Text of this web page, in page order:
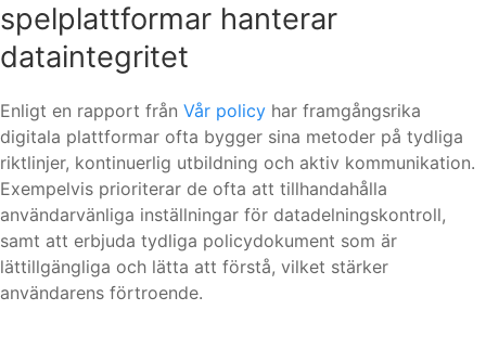
spelplattformar hanterar
dataintegritet
Enligt en rapport från Vår policy har framgångsrika
digitala plattformar ofta bygger sina metoder på tydliga
riktlinjer, kontinuerlig utbildning och aktiv kommunikation.
Exempelvis prioriterar de ofta att tillhandahålla
användarvänliga inställningar för datadelningskontroll,
samt att erbjuda tydliga policydokument som är
lättillgängliga och lätta att förstå, vilket stärker
användarens förtroende.